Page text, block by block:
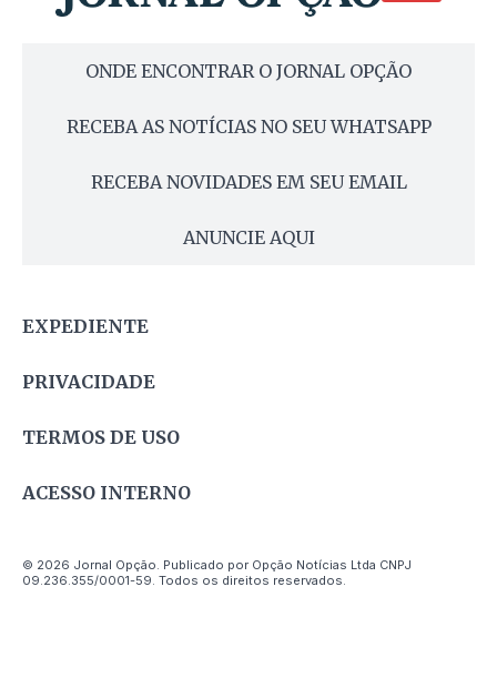
ONDE ENCONTRAR O JORNAL OPÇÃO
RECEBA AS NOTÍCIAS NO SEU WHATSAPP
RECEBA NOVIDADES EM SEU EMAIL
ANUNCIE AQUI
EXPEDIENTE
PRIVACIDADE
TERMOS DE USO
ACESSO INTERNO
© 2026 Jornal Opção. Publicado por Opção Notícias Ltda CNPJ
09.236.355/0001-59. Todos os direitos reservados.